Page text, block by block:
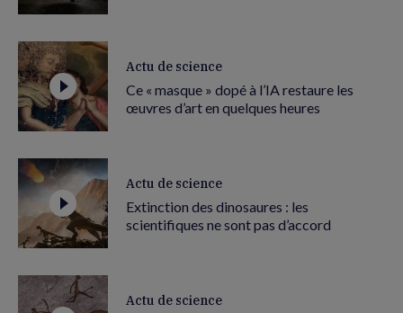
Actu de science
Ce « masque » dopé à l’IA restaure les
œuvres d’art en quelques heures
Actu de science
Extinction des dinosaures : les
scientifiques ne sont pas d’accord
Actu de science